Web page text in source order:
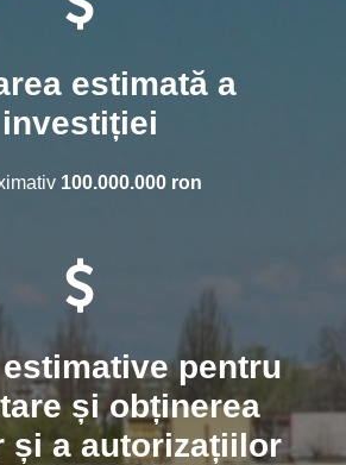
estimată a
investiției
100.000.000 ron
pentru
și obținerea
și a autorizațiilor